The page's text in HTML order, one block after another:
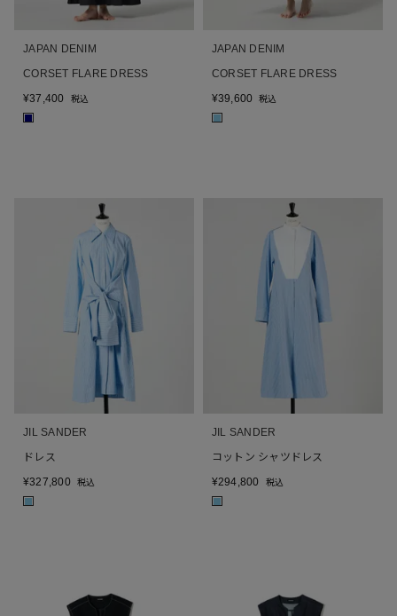
JAPAN DENIM
CORSET FLARE DRESS
¥37,400 税込
■
JAPAN DENIM
CORSET FLARE DRESS
¥39,600 税込
■
JIL SANDER
ドレス
¥327,800 税込
■
JIL SANDER
コットン シャツドレス
¥294,800 税込
■